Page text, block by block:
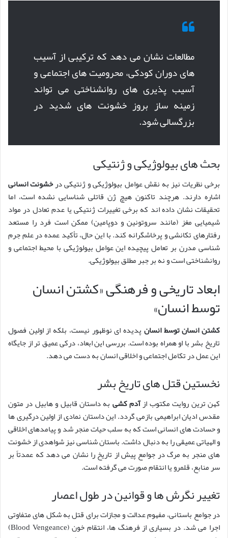
مطالعات نشان می دهد که ترکیبی از آسیب
های دوران کودکی، محرومیت های اجتماعی و
آسیب پذیری های روانشناختی می تواند
زمینه ساز بروز خشونت های شدید در
بزرگسالی شود.
بحث های بیولوژیکی و ژنتیکی
برخی نظریات نیز به نقش عوامل بیولوژیکی و ژنتیکی درخشونت انسانی
اشاره دارند. هرچند تاکنون هیچ ژن قاتلی شناسایی نشده است، اما
تحقیقات نشان داده اند که برخی تغییرات ژنتیکی یا عدم تعادل در مواد
شیمیایی مغز (مانند سروتونین و دوپامین) ممکن است فرد را مستعد
رفتارهای تکانشی و پرخاشگرانه کند. با این حال، تأکید عمده در علم جرم
شناسی مدرن بر تعامل پیچیده این عوامل بیولوژیکی با محیط اجتماعی و
روانشناختی است و نه بر جبر مطلق بیولوژیکی.
ابعاد تاریخی و فرهنگی «کشتن انسان
توسط انسان»
کشتن انسان توسط انسانپدیده ای نوظهور نیست، بلکه از اولین فصول
تاریخ بشر با او همراه بوده است. بررسی این ابعاد، درکی عمیق تر از جایگاه
این عمل در تکامل اجتماعی و اخلاقی انسان به دست می دهد.
نخستین قتل های تاریخ بشر
کهن ترین روایت مکتوب ازآدم کشی به داستان قابیل و هابیل در متون
مقدس ادیان ابراهیمی بازمی گردد. این داستان نمادی از اولین درگیری ها
و حسادت های انسانی است که به سلب حیات منجر شد و پیامدهای اخلاقی
و الهیاتی عمیقی را به دنبال داشت. باستان شناسی نیز شواهدی از خشونت
های منجر به مرگ در جوامع پیش از تاریخ را نشان می دهد که عمدتاً بر
سر منابع، قلمرو یا انتقام صورت می گرفته است.
تغییر نگرش ها و قوانین در طول اعصار
در جوامع باستانی، مفهوم عدالت و مجازات برای قتل به شکل های متفاوتی
اجرا می شد. در بسیاری از فرهنگ ها، انتقام خون (Blood Vengeance)